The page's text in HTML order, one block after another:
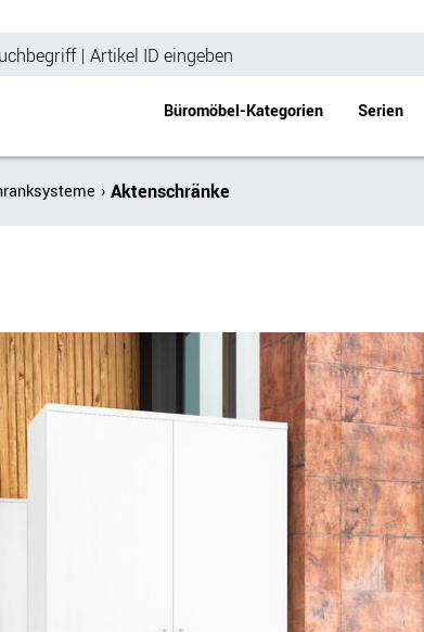
Büromöbel-Kategorien
Regalschränke
Büro Schrankwände
Spinde
Garderoben
Zubehör
Stehtische
Besprechungstische
Tischgestelle
Schreibtischplatten
Anbautische & Zubehör
Outdoor
Ampelschirme
Serien
Aktenschränke